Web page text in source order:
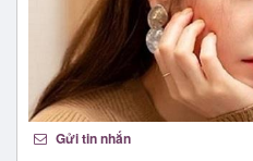
Gửi tin nhắn